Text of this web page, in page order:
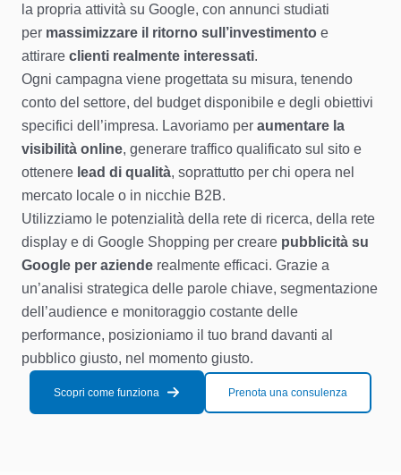
la propria attività su Google, con annunci studiati
per massimizzare il ritorno sull’investimento e
attirare clienti realmente interessati.
Ogni campagna viene progettata su misura, tenendo
conto del settore, del budget disponibile e degli obiettivi
specifici dell’impresa. Lavoriamo per aumentare la
visibilità online, generare traffico qualificato sul sito e
ottenere lead di qualità, soprattutto per chi opera nel
mercato locale o in nicchie B2B.
Utilizziamo le potenzialità della rete di ricerca, della rete
display e di Google Shopping per creare pubblicità su
Google per aziende realmente efficaci. Grazie a
un’analisi strategica delle parole chiave, segmentazione
dell’audience e monitoraggio costante delle
performance, posizioniamo il tuo brand davanti al
pubblico giusto, nel momento giusto.
Scopri come funziona Prenota una consulenza